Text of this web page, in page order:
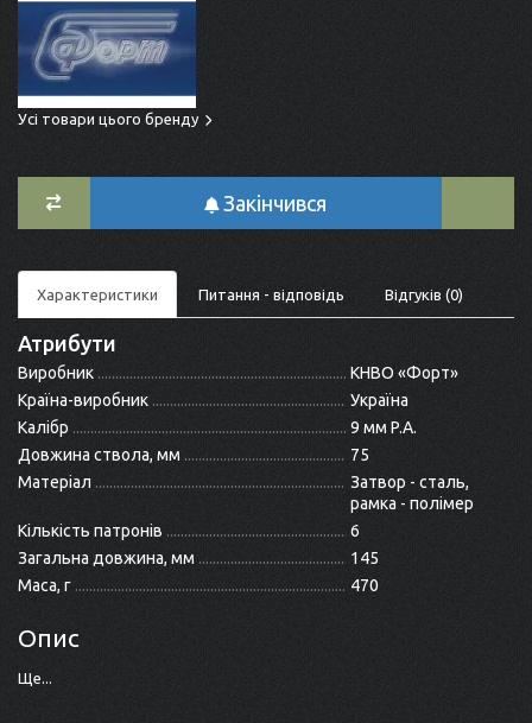
Усі товари цього бренду
Закінчився
Характеристики Питання - відповідь Відгуків (0)
Атрибути
Виробник
КНВО «Форт»
Країна-виробник
Україна
Калібр
9 мм P.A.
Довжина ствола, мм
75
Матеріал
Затвор - сталь,
рамка - полімер
Кількість патронів
6
Загальна довжина, мм
145
Маса, г
470
Опис
Ще...